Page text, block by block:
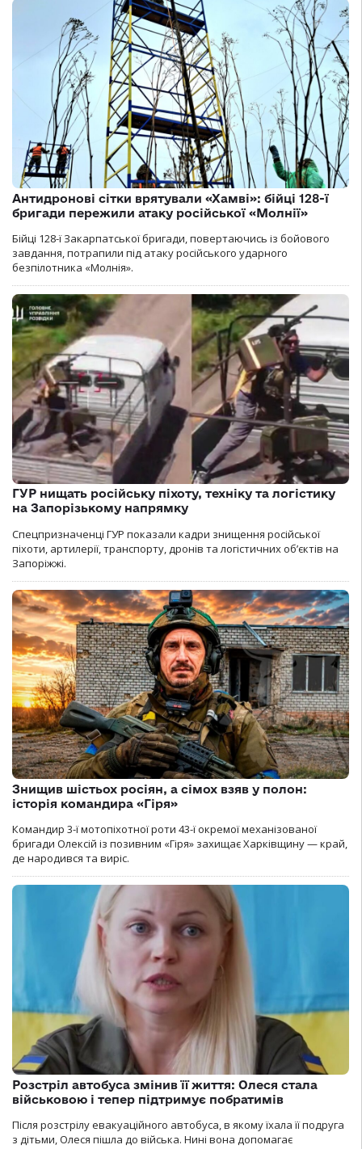
Антидронові сітки врятували «Хамві»: бійці 128-ї
бригади пережили атаку російської «Молнії»
Бійці 128-ї Закарпатської бригади, повертаючись із бойового
завдання, потрапили під атаку російського ударного
безпілотника «Молнія».
ГУР нищать російську піхоту, техніку та логістику
на Запорізькому напрямку
Спецпризначенці ГУР показали кадри знищення російської
піхоти, артилерії, транспорту, дронів та логістичних об’єктів на
Запоріжжі.
Знищив шістьох росіян, а сімох взяв у полон:
історія командира «Гіря»
Командир 3-ї мотопіхотної роти 43-ї окремої механізованої
бригади Олексій із позивним «Гіря» захищає Харківщину — край,
де народився та виріс.
Розстріл автобуса змінив її життя: Олеся стала
військовою і тепер підтримує побратимів
Після розстрілу евакуаційного автобуса, в якому їхала її подруга
з дітьми, Олеся пішла до війська. Нині вона допомагає